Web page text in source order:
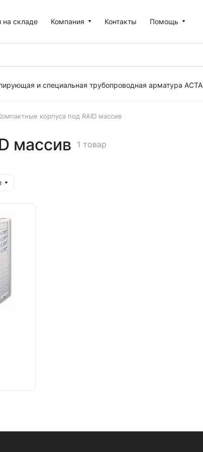
на складе Компания Контакты Помощь
и специальная трубопроводная арматура АСТА
корпуса под RAID массив
массив 1 товар